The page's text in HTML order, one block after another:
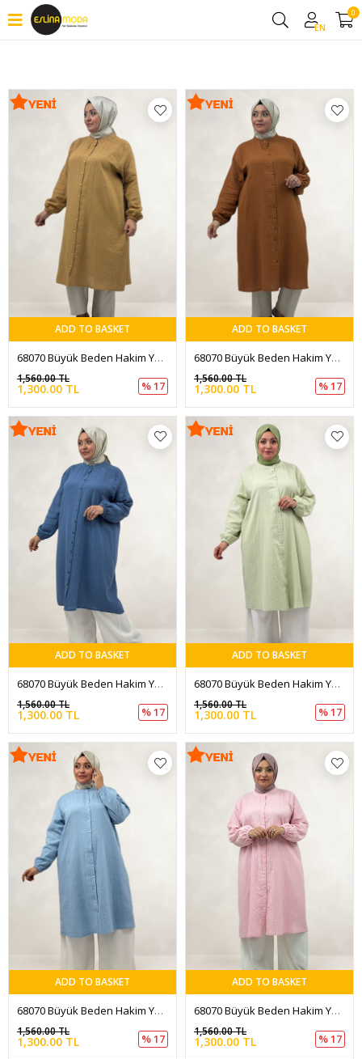
EN
0
ADD TO BASKET
68070 Büyük Beden Hakim Yaka Boydan Düğmeli Müslin Tunik - Bisküvi
1,300.00 TL
1,560.00 TL
% 17
ADD TO BASKET
68070 Büyük Beden Hakim Yaka Boydan Düğmeli Müslin Tunik - Tarçın
1,300.00 TL
1,560.00 TL
% 17
ADD TO BASKET
68070 Büyük Beden Hakim Yaka Boydan Düğmeli Müslin Tunik - Soğuk Mavi
1,300.00 TL
1,560.00 TL
% 17
ADD TO BASKET
68070 Büyük Beden Hakim Yaka Boydan Düğmeli Müslin Tunik - Su Yeşili
1,300.00 TL
1,560.00 TL
% 17
ADD TO BASKET
68070 Büyük Beden Hakim Yaka Boydan Düğmeli Müslin Tunik - Bebe Mavi
1,300.00 TL
1,560.00 TL
% 17
ADD TO BASKET
68070 Büyük Beden Hakim Yaka Boydan Düğmeli Müslin Tunik - Şeker Pembesi
1,300.00 TL
1,560.00 TL
% 17